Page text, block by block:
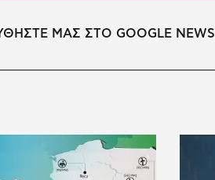
ΜΑΣ ΣΤΟ GOOGLE NEWS